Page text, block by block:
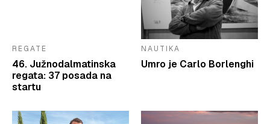
REGATE
46. Južnodalmatinska
regata: 37 posada na
startu
NAUTIKA
Umro je Carlo Borlenghi